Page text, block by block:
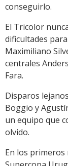
conseguirlo.
El Tricolor
dificultades
Maximiliano
centrales
Fara.
Disparos
Boggio y
un equipo que
olvido.
En los primeros